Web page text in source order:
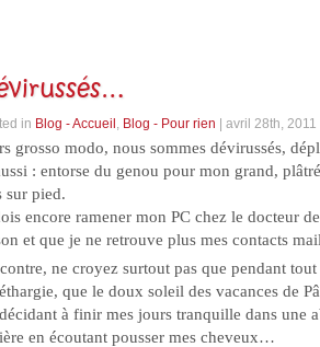
in Blog - Accueil , Blog - Pour rien | avril 28th, 2011
grosso modo, nous sommes dévirussés,
: entorse du genou pour mon grand,
sur pied.
encore ramener mon PC chez le docteur
et que je ne retrouve plus mes contacts
ne croyez surtout pas que pendant
que le doux soleil des vacances de
à finir mes jours tranquille dans une
en écoutant pousser mes cheveux…